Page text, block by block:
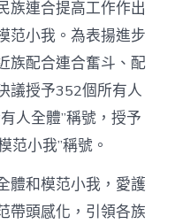
族連合提高工作作出
范小我。為表揚進步
族配合連合奮斗、配
議授予352個所有人
人全體”稱號，授予
范小我”稱號。
和模范小我，愛護
帶頭感化，引領各族